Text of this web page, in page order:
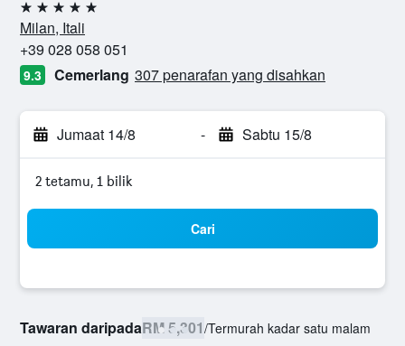
5 bintang
Milan, Itali
+39 028 058 051
9.3 Cemerlang 307 penarafan yang disahkan
Jumaat 14/8 - Sabtu 15/8
2 tetamu, 1 bilik
Cari
Tawaran daripadaRM 5,301/Termurah kadar satu malam